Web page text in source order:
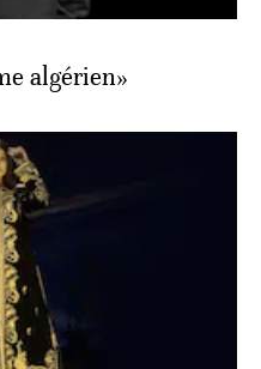
algérien»